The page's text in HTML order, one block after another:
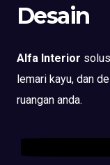
Desain
Alfa Interior
lemari kayu, dan
ruangan anda.